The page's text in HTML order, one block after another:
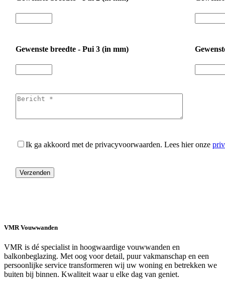
Gewenste breedte - Pui 3 (in mm)
Ik ga akkoord met de privacyvoorwaarden. Lees hier onze
VMR Vouwwanden
VMR is dé specialist in hoogwaardige vouwwanden en
balkonbeglazing. Met oog voor detail, puur vakmanschap en een
persoonlijke service transformeren wij uw woning en betrekken we
buiten bij binnen. Kwaliteit waar u elke dag van geniet.